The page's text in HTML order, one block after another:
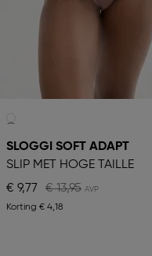
SLOGGI SOFT ADAPT
SLIP MET HOGE TAILLE
€ 9,77
€ 13,95
Korting € 4,18